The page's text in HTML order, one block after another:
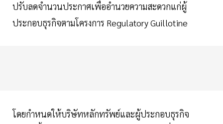
ปรับลดจำนวนประกาศเพื่ออำนวยความสะดวกแก่ผู้
ประกอบธุรกิจตามโครงการ Regulatory Guillotine
โดยกำหนดให้บริษัทหลักทรัพย์และผู้ประกอบธุรกิจ